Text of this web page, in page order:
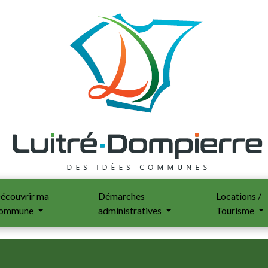
ma
Démarches
administratives
Locations /
Tourisme